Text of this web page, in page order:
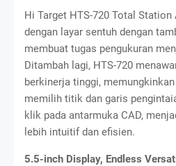
Hi Target HTS-720 Total
dengan layar sentuh dengan
membuat tugas pengukuran
Ditambah lagi, HTS-720
berkinerja tinggi,
memilih titik dan garis
klik pada antarmuka CAD,
lebih intuitif dan efisien.
5.5-inch Display, Endless